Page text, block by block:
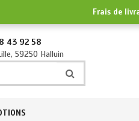
Frais de
43 92 58
59250 Halluin